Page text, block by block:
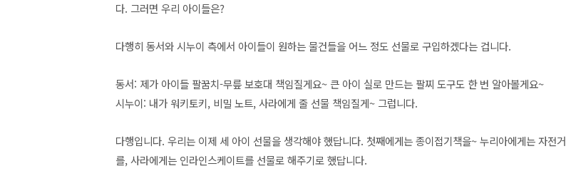
다. 그러면 우리 아이들은?
다행히 동서와 시누이 측에서 아이들이 원하는 물건들을 어느 정도 선물로 구입하겠다는 겁니다.
동서: 제가 아이들 팔꿈치-무릎 보호대 책임질게요~ 큰 아이 실로 만드는 팔찌 도구도 한 번 알아볼게요~
시누이: 내가 워키토키, 비밀 노트, 사라에게 줄 선물 책임질게~ 그럽니다.
다행입니다. 우리는 이제 세 아이 선물을 생각해야 했답니다. 첫째에게는 종이접기책을~ 누리아에게는 자전거
를, 사라에게는 인라인스케이트를 선물로 해주기로 했답니다.